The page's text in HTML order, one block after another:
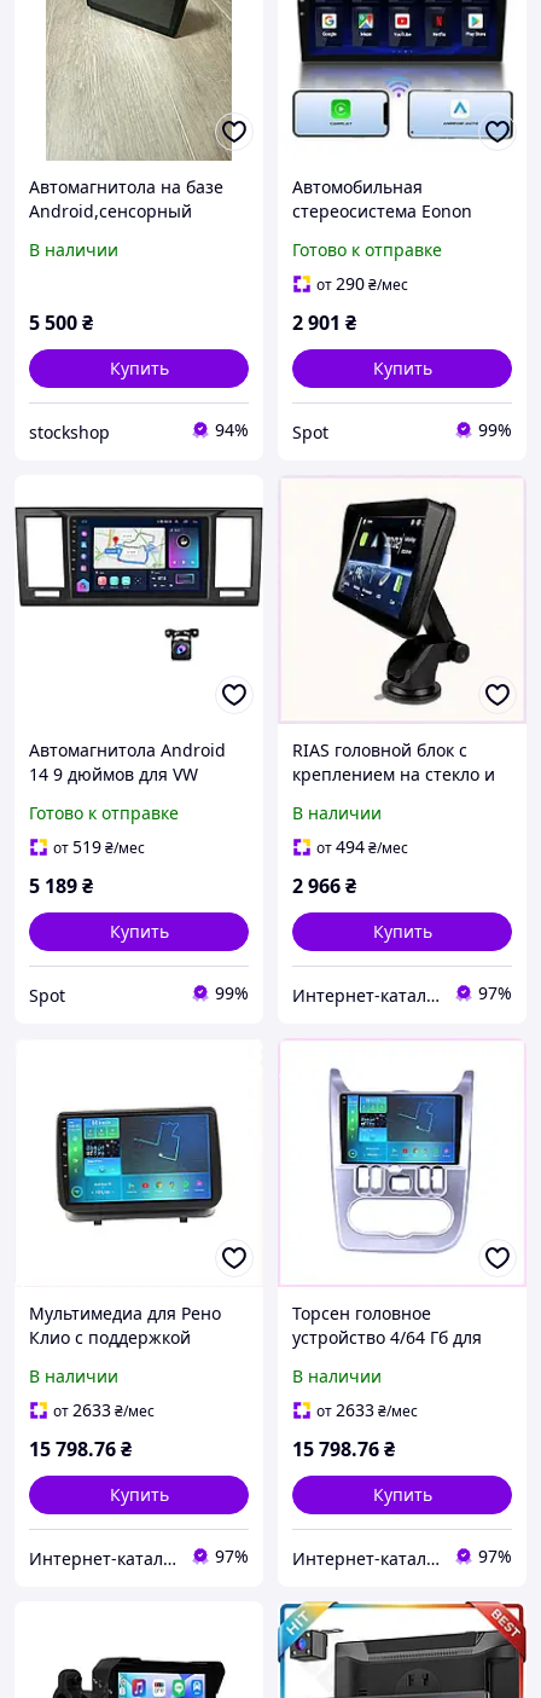
Автомагнитола на базе
Android,сенсорный
Fi и поддержка
В наличии
5 500₴
Купить
stockshop 94%
Автомобильная
стереосистема Eonon
GPS навигация Android
поддержка Apple Carplay
Готово к отправке
от290₴/мес
2 901 ₴
Купить
Spot 99%
Автомагнитола Android
14 9 дюймов для VW
поддержкой CarPlay
Android Auto GPS
Готово к отправке
от519₴/мес
5 189₴
Купить
Spot 99%
RIAS головной блок с
креплением на стекло и
В наличии
от494₴/мес
2 966₴
Купить
Интер​нет-ка​т​ал​​ог ски​​д​ок "МОДНИК" 97%
Мультимедиа для Рено
Клио с поддержкой
8940BC26P1
В наличии
от2633₴/мес
15 798.76₴
Купить
Интер​нет-ка​т​ал​​ог ски​​д​ок "МОДНИК" 97%
Торсен головное
устройство 4/64 Гб для
894H02B65
В наличии
от2633₴/мес
15 798.76₴
Купить
Интер​нет-ка​т​ал​​ог ски​​д​ок "МОДНИК" 97%